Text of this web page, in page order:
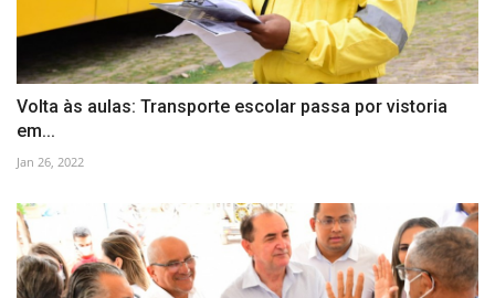
Volta às aulas: Transporte escolar passa por vistoria
em...
Jan 26, 2022